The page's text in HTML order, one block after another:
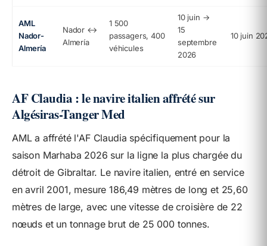
AML
Nador-
Almería
Nador ↔
Almería
1 500
passagers, 400
véhicules
10 juin →
15
septembre
2026
10 juin
AF Claudia : le navire italien affrété sur
Algésiras-Tanger Med
AML a affrété l'AF Claudia spécifiquement pour la
saison Marhaba 2026 sur la ligne la plus chargée du
détroit de Gibraltar. Le navire italien, entré en service
en avril 2001, mesure 186,49 mètres de long et 25,60
mètres de large, avec une vitesse de croisière de 22
nœuds et un tonnage brut de 25 000 tonnes.